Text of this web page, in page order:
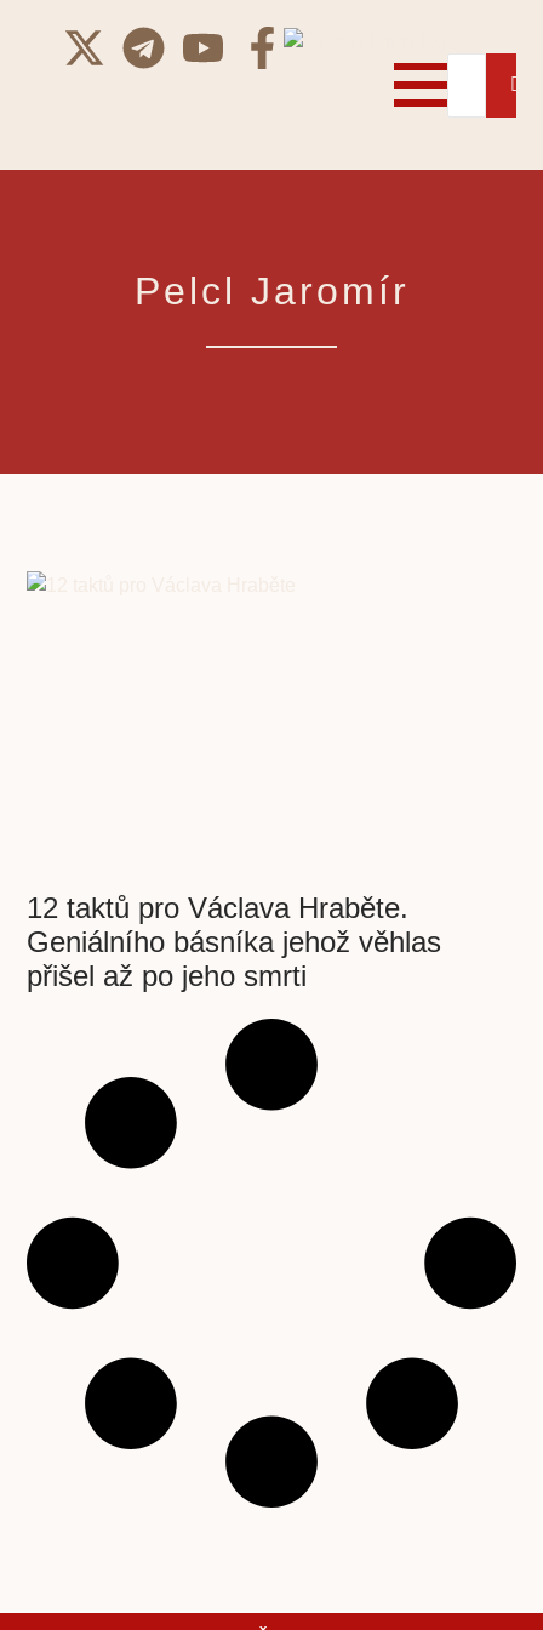
Pelcl Jaromír
12 taktů pro Václava Hraběte.
Geniálního básníka jehož věhlas
přišel až po jeho smrti